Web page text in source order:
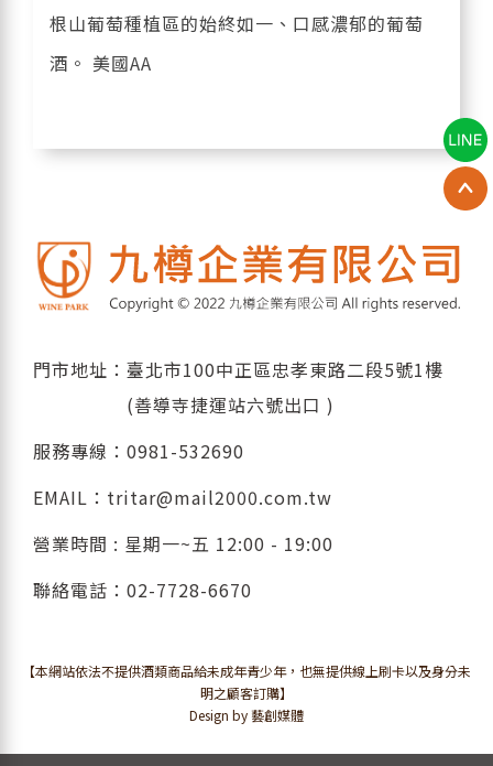
根山葡萄種植區的始終如一、口感濃郁的葡萄
酒。 美國AA
門市地址：臺北市100中正區忠孝東路二段5號1樓
(善導寺捷運站六號出口 )
服務專線： 0981-532690
EMAIL： tritar@mail2000.com.tw
營業時間 : 星期一~五 12:00 - 19:00
聯絡電話： 02-7728-6670
【本網站依法不提供酒類商品給未成年青少年，也無提供線上刷卡以及身分未
明之顧客訂購】
Design by 藝創媒體